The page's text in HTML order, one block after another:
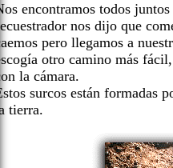
encontramos todos
nos dijo que
pero llegamos a
otro camino más
la cámara.
surcos están formadas
tierra.